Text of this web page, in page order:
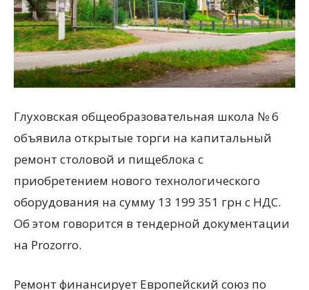
всем
Глуховская общеобразовательная школа № 6
объявила открытые торги на капитальный
ремонт столовой и пищеблока с
приобретением нового технологического
оборудования на сумму 13 199 351 грн с НДС.
Об этом говорится в тендерной документации
на Prozorro.
Ремонт финансирует Европейский союз по